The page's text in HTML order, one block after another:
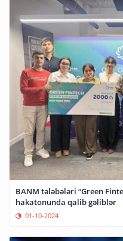
BANM tələbələri “Green
hakatonunda qalib gəliblər
01-10-2024